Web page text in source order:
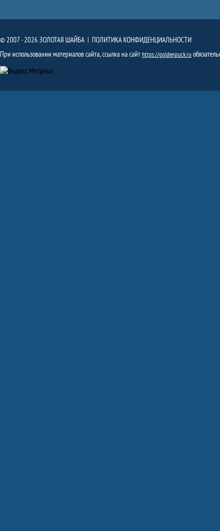
© 2007 - 2026 ЗОЛОТАЯ ШАЙБА | ПОЛИТИКА КОНФИДЕНЦИАЛЬНОСТИ
При использовании материалов сайта, ссылка на сайтhttps://goldenpuck.ru